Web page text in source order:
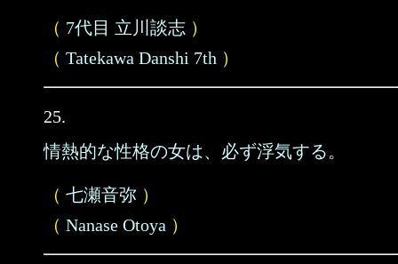
（ 7代目 立川談志 ）
（ Tatekawa Danshi 7th ）
25.
情熱的な性格の女は、必ず浮気する。
（ 七瀬音弥 ）
（ Nanase Otoya ）